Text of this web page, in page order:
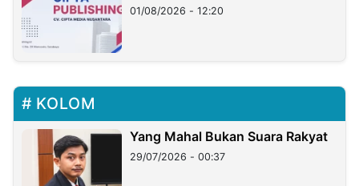
01/08/2026 - 12:20
KOLOM
Yang Mahal Bukan Suara Rakyat
29/07/2026 - 00:37